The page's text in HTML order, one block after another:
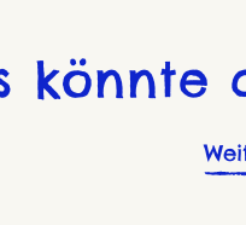
könnte